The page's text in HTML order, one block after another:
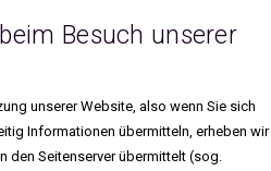
Besuch unserer
unserer Website, also wenn Sie sich
Informationen übermitteln, erheben wir
den Seitenserver übermittelt (sog.